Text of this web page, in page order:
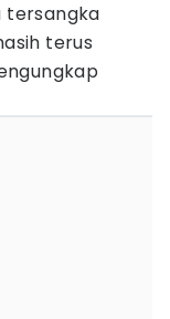
tersangka
terus